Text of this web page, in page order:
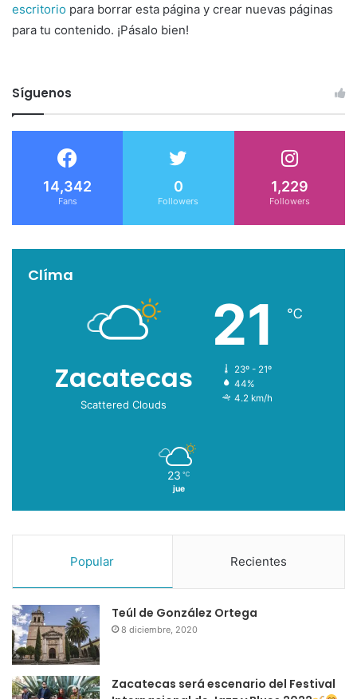
escritorio para borrar esta página y crear nuevas páginas
para tu contenido. ¡Pásalo bien!
Síguenos
14,342
Fans
0
Followers
1,229
Followers
Clíma
Zacatecas
Scattered Clouds
21 ℃
23º - 21º
44%
4.2 km/h
23 ℃
jue
Popular Recientes
Teúl de González Ortega
8 diciembre, 2020
Zacatecas será escenario del Festival